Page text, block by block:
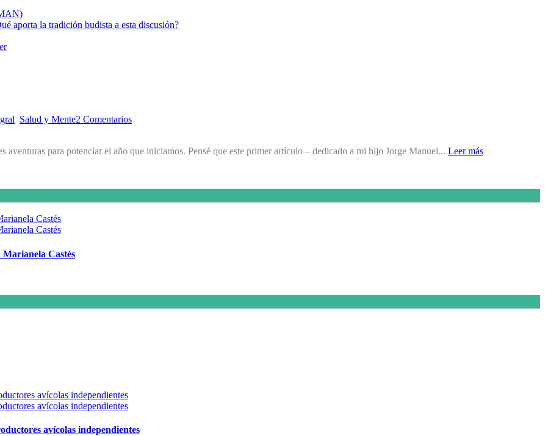
aporta la tradición budista a esta discusión?
Salud y Mente2 Comentarios
para potenciar el año que iniciamos. Pensé que este primer artículo – dedicado a mi hijo Jorge Manuel... Leer más
Castés
avícolas independientes